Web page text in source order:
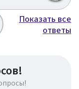
Показать все
ответы